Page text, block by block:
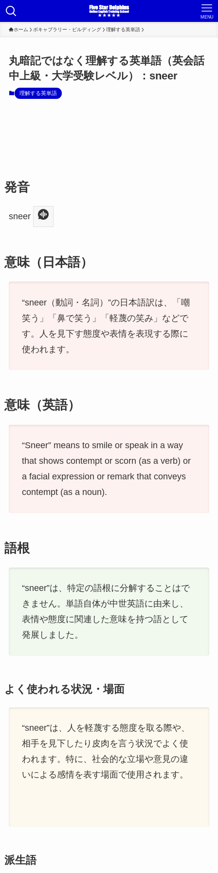
MENU
ホーム ボキャブラリー・ビルディング 理解する英単語
丸暗記ではなく理解する英単語（英会話
中上級・大学受験レベル）：sneer
理解する英単語
発音
sneer
意味（日本語）
“sneer（動詞・名詞）”の日本語訳は、「嘲
笑う」「鼻で笑う」「軽蔑の笑み」などで
す。人を見下す態度や表情を表現する際に
使われます。
意味（英語）
“Sneer” means to smile or speak in a way
that shows contempt or scorn (as a verb) or
a facial expression or remark that conveys
contempt (as a noun).
語根
“sneer”は、特定の語根に分解することはで
きません。単語自体が中世英語に由来し、
表情や態度に関連した意味を持つ語として
発展しました。
よく使われる状況・場面
“sneer”は、人を軽蔑する態度を取る際や、
相手を見下したり皮肉を言う状況でよく使
われます。特に、社会的な立場や意見の違
いによる感情を表す場面で使用されます。
派生語